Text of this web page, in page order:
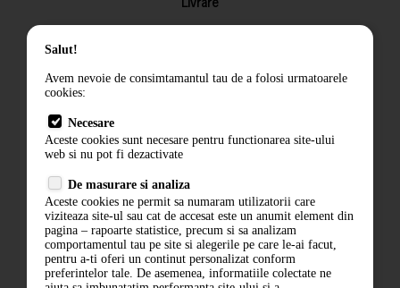
Returnarea produselor
Termeni si conditii
Politica de confidentialitate
ANPC
Salut!
Avem nevoie de consimtamantul tau de a folosi urmatoarele
cookies:
Necesare
Aceste cookies sunt necesare pentru functionarea site-ului
web si nu pot fi dezactivate
De masurare si analiza
Aceste cookies ne permit sa numaram utilizatorii care
viziteaza site-ul sau cat de accesat este un anumit element din
pagina – rapoarte statistice, precum si sa analizam
comportamentul tau pe site si alegerile pe care le-ai facut,
pentru a-ti oferi un continut personalizat conform
preferintelor tale. De asemenea, informatiile colectate ne